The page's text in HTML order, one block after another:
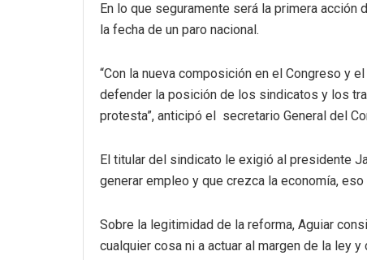
En lo que seguramente será la primera
la fecha de un paro nacional.
“Con la nueva composición en el Congreso y
defender la posición de los sindicatos y los
protesta”, anticipó el secretario General del
El titular del sindicato le exigió al presidente
generar empleo y que crezca la economía, eso
Sobre la legitimidad de la reforma, Aguiar
cualquier cosa ni a actuar al margen de la ley y